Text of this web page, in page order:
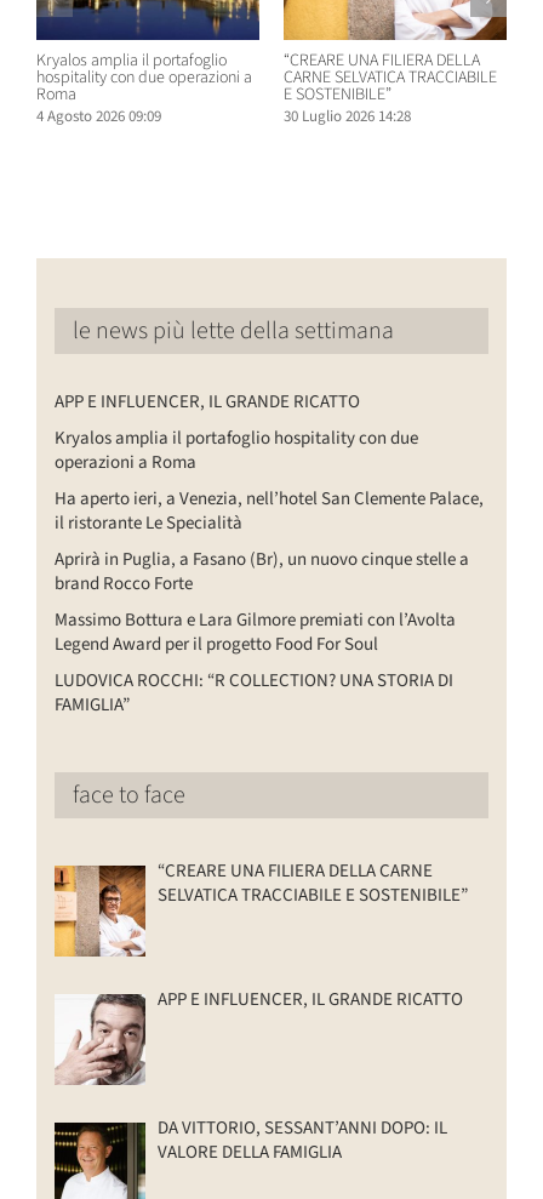
Kryalos amplia il portafoglio
hospitality con due operazioni a
Roma
4 Agosto 2026 09:09
“CREARE UNA FILIERA DELLA
CARNE SELVATICA TRACCIABILE
E SOSTENIBILE”
30 Luglio 2026 14:28
le news più lette della settimana
APP E INFLUENCER, IL GRANDE RICATTO
Kryalos amplia il portafoglio hospitality con due
operazioni a Roma
Ha aperto ieri, a Venezia, nell’hotel San Clemente Palace,
il ristorante Le Specialità
Aprirà in Puglia, a Fasano (Br), un nuovo cinque stelle a
brand Rocco Forte
Massimo Bottura e Lara Gilmore premiati con l’Avolta
Legend Award per il progetto Food For Soul
LUDOVICA ROCCHI: “R COLLECTION? UNA STORIA DI
FAMIGLIA”
face to face
“CREARE UNA FILIERA DELLA CARNE
SELVATICA TRACCIABILE E SOSTENIBILE”
APP E INFLUENCER, IL GRANDE RICATTO
DA VITTORIO, SESSANT’ANNI DOPO: IL
VALORE DELLA FAMIGLIA